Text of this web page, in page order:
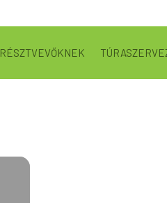
RÉSZTVEVŐKNEK